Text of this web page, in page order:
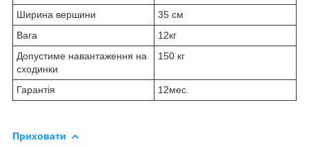
Ширина вершини
35 см
Вага
12кг
Допустиме навантаження на
сходинки
150 кг
Гарантія 12мес.
Приховати